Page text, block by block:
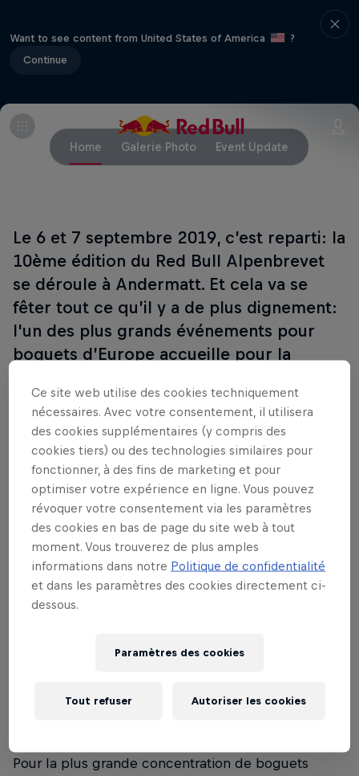
Want to see content from United States of America
?
Continue
Home Galerie Photo Event Update
Le 6 et 7 septembre 2019, c’est reparti: la
10ème édition du Red Bull Alpenbrevet
se déroule à Andermatt. Et cela va se
fêter tout ce qu’il y a de plus dignement:
l'un des plus grands événements pour
boguets d’Europe accueille pour la
héroïnes et héros, et emmène ce groupe
de participants hauts en couleur sur un
circuit de 120 km à travers les Alpes
suisses.
À l’assaut des cols alpins suisses à 30 à l’heure
pendant 6 heures environ: ce qui faisait naître des
regards incrédules en 2010 s’est depuis imposé
comme une date fixe sur le calendrier de tout fan
de boguet. Le 7 septembre 2019 à 10h00
partant d’Andermatt au 7 de la Gotthardstrasse,
jusqu’aux cols de la Furka, du Grimsel et du Susten
Pour la plus grande concentration de boguets
Ce site web utilise des cookies techniquement
nécessaires. Avec votre consentement, il utilisera
des cookies supplémentaires (y compris des
cookies tiers) ou des technologies similaires pour
fonctionner, à des fins de marketing et pour
optimiser votre expérience en ligne. Vous pouvez
révoquer votre consentement via les paramètres
des cookies en bas de page du site web à tout
moment. Vous trouverez de plus amples
informations dans notre Politique de confidentialité
et dans les paramètres des cookies directement ci-
dessous.
Paramètres des cookies
Tout refuser Autoriser les cookies